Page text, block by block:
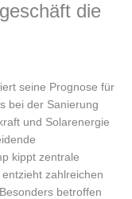
die
seine Prognose für
bei der Sanierung
und Solarenergie
kippt zentrale
zahlreichen
betroffen